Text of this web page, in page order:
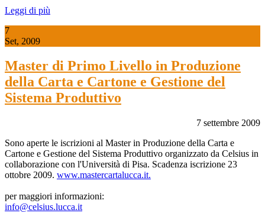
Leggi di più
7
Set, 2009
Master di Primo Livello in Produzione
della Carta e Cartone e Gestione del
Sistema Produttivo
7 settembre 2009
Sono aperte le iscrizioni al Master in Produzione della Carta e
Cartone e Gestione del Sistema Produttivo organizzato da Celsius in
collaborazione con l'Università di Pisa. Scadenza iscrizione 23
ottobre 2009. www.mastercartalucca.it.
per maggiori informazioni:
info@celsius.lucca.it